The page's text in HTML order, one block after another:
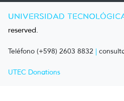
UNIVERSIDAD
reserved.
Teléfono (+598) 2603 8832 |
UTEC Donations